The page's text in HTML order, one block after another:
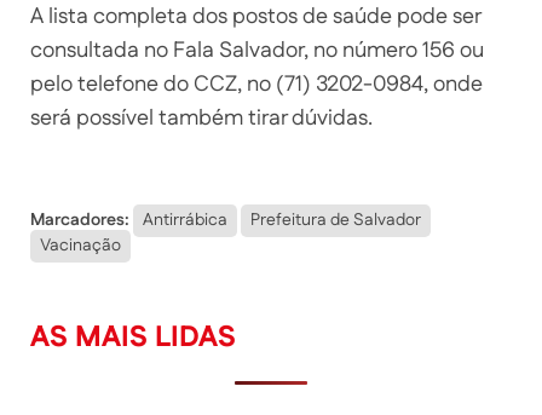
A lista completa dos postos de saúde pode ser
consultada no Fala Salvador, no número 156 ou
pelo telefone do CCZ, no (71) 3202-0984, onde
será possível também tirar dúvidas.
Marcadores: Antirrábica
Prefeitura de Salvador
Vacinação
AS MAIS LIDAS